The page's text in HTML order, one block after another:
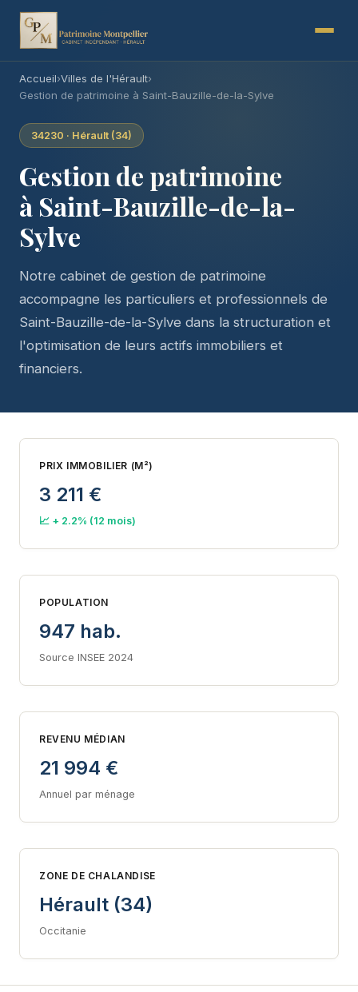
Accueil›Villes de l'Hérault›
Gestion de patrimoine à Saint-Bauzille-de-la-Sylve
34230 · Hérault (34)
Gestion de patrimoine
à Saint-Bauzille-de-la-
Sylve
Notre cabinet de gestion de patrimoine
accompagne les particuliers et professionnels de
Saint-Bauzille-de-la-Sylve dans la structuration et
l'optimisation de leurs actifs immobiliers et
financiers.
PRIX IMMOBILIER (M²)
3 211 €
📈 + 2.2% (12 mois)
POPULATION
947 hab.
Source INSEE 2024
REVENU MÉDIAN
21 994 €
Annuel par ménage
ZONE DE CHALANDISE
Hérault (34)
Occitanie